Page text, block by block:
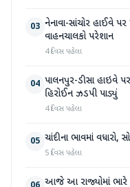
03 નેનાવા-સાંચોર હાઈવે
વાહનચાલકો પરેશાન
4 દિવસ પહેલા
04 પાલનપુર-ડીસા હાઇવે
હિરોઈન ઝડપી પાડ્યું
4 દિવસ પહેલા
05 ચાંદીના ભાવમાં
5 દિવસ પહેલા
આજે આ રાજ્યોમાં ભારે